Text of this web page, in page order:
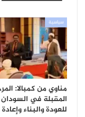
سياسية
مناوي من كمبالا:
المقبلة في السودان
للعودة والبناء وإعادة